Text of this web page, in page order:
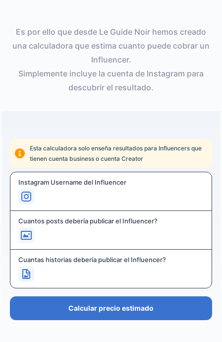
Es por ello que desde Le Guide Noir hemos creado
una calculadora que estima cuanto puede cobrar un
Influencer.
Simplemente incluye la cuenta de Instagram para
descubrir el resultado.
Esta calculadora solo enseña resultados para Influencers que
tienen cuenta business o cuenta Creator
Instagram Username del Influencer
Cuantos posts debería publicar el Influencer?
Cuantas historias debería publicar el Influencer?
Calcular precio estimado